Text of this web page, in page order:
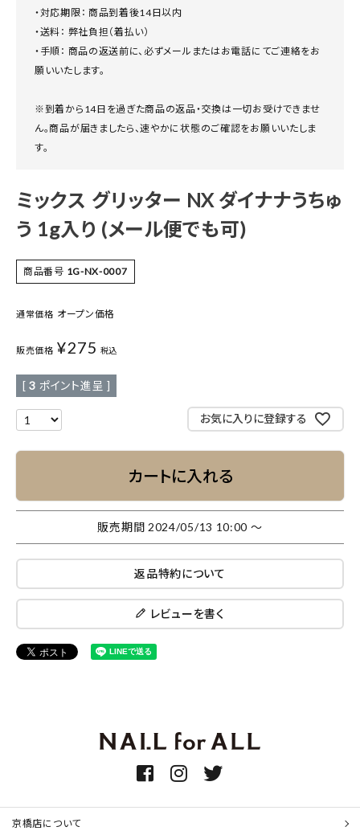
・対応期限： 商品到着後14日以内
・送料： 弊社負担（着払い）
・手順： 商品の返送前に、必ずメールまたはお電話にてご連絡をお
願いいたします。
※到着から14日を過ぎた商品の返品・交換は一切お受けできませ
ん。商品が届きましたら、速やかに状態のご確認をお願いいたしま
す。
ミックス グリッター NX ダイナナうちゅ
う 1g入り (メール便でも可)
商品番号 1G-NX-0007
通常価格 オープン価格
販売価格 ¥275 税込
[ 3 ポイント進呈 ]
お気に入りに登録する
カートに入れる
販売期間 2024/05/13 10:00 〜
返品特約について
レビューを書く
京橋店について